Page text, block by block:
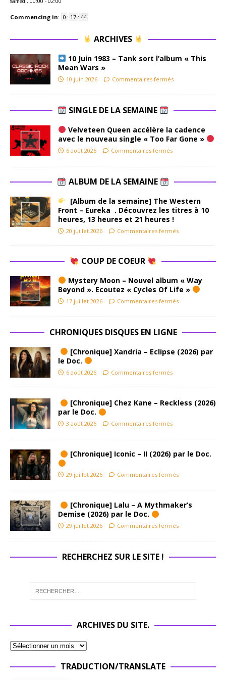
Commencing in: 0 : 17 : 43
ARCHIVES
10 Juin 1983 – Tank sort l’album « This
Mean Wars »
10 juin 2026 Commentaires fermés
SINGLE DE LA SEMAINE
Velveteen Queen accélère la cadence
avec le nouveau single « Too Far Gone »
6 août 2026 Commentaires fermés
ALBUM DE LA SEMAINE
[Album de la semaine] The Western
Front – Eureka . Découvrez les titres à 10
heures, 13 heures et 21 heures !
20 juillet 2026 Commentaires fermés
COUP DE COEUR
Mystery Moon – Nouvel album « Way
Beyond ». Ecoutez « Cycles Of Life »
17 juillet 2026 Commentaires fermés
CHRONIQUES DISQUES EN LIGNE
[Chronique] Xandria – Eclipse (2026) par
le Doc.
6 août 2026 Commentaires fermés
[Chronique] Chez Kane – Reckless (2026)
par le Doc.
3 août 2026 Commentaires fermés
[Chronique] Iconic – II (2026) par le Doc.
29 juillet 2026 Commentaires fermés
[Chronique] Lalu – A Mythmaker’s
Demise (2026) par le Doc.
29 juillet 2026 Commentaires fermés
RECHERCHEZ SUR LE SITE !
ARCHIVES DU SITE.
TRADUCTION/TRANSLATE